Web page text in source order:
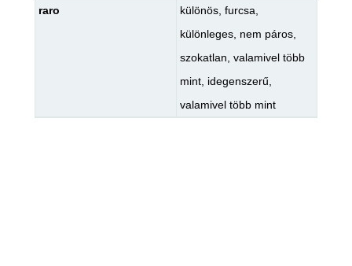
raro
különös, furcsa
különleges, nem páros,
szokatlan valamivel több
mint, idegenszerű
valamivel több mint